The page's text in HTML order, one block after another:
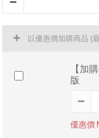
以優惠價加購商品 (
【加
版
優惠價